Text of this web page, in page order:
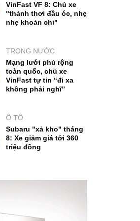
VinFast VF 8: Chủ xe
"thảnh thơi đầu óc, nhẹ
nhẹ khoản chi"
TRONG NƯỚC
Mạng lưới phủ rộng
toàn quốc, chủ xe
VinFast tự tin “đi xa
không phải nghĩ”
Ô TÔ
Subaru "xả kho" tháng
8: Xe giảm giá tới 360
triệu đồng